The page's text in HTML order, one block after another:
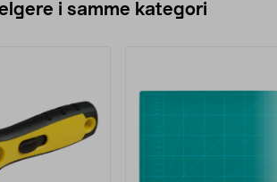
i samme kategori